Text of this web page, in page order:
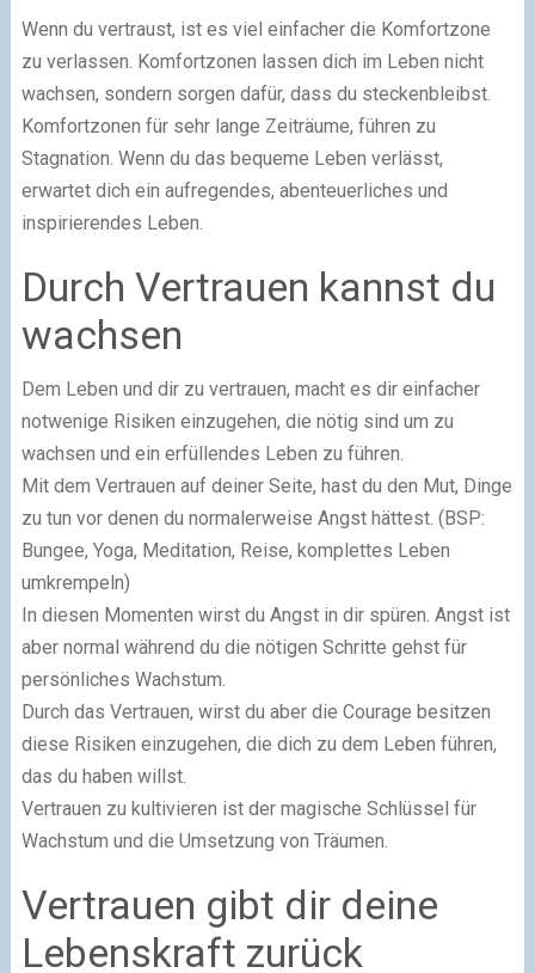
Wenn du vertraust, ist es viel einfacher die Komfortzone
zu verlassen. Komfortzonen lassen dich im Leben nicht
wachsen, sondern sorgen dafür, dass du steckenbleibst.
Komfortzonen für sehr lange Zeiträume, führen zu
Stagnation. Wenn du das bequeme Leben verlässt,
erwartet dich ein aufregendes, abenteuerliches und
inspirierendes Leben.
Durch Vertrauen kannst du
wachsen
Dem Leben und dir zu vertrauen, macht es dir einfacher
notwenige Risiken einzugehen, die nötig sind um zu
wachsen und ein erfüllendes Leben zu führen.
Mit dem Vertrauen auf deiner Seite, hast du den Mut, Dinge
zu tun vor denen du normalerweise Angst hättest. (BSP:
Bungee, Yoga, Meditation, Reise, komplettes Leben
umkrempeln)
In diesen Momenten wirst du Angst in dir spüren. Angst ist
aber normal während du die nötigen Schritte gehst für
persönliches Wachstum.
Durch das Vertrauen, wirst du aber die Courage besitzen
diese Risiken einzugehen, die dich zu dem Leben führen,
das du haben willst.
Vertrauen zu kultivieren ist der magische Schlüssel für
Wachstum und die Umsetzung von Träumen.
Vertrauen gibt dir deine
Lebenskraft zurück